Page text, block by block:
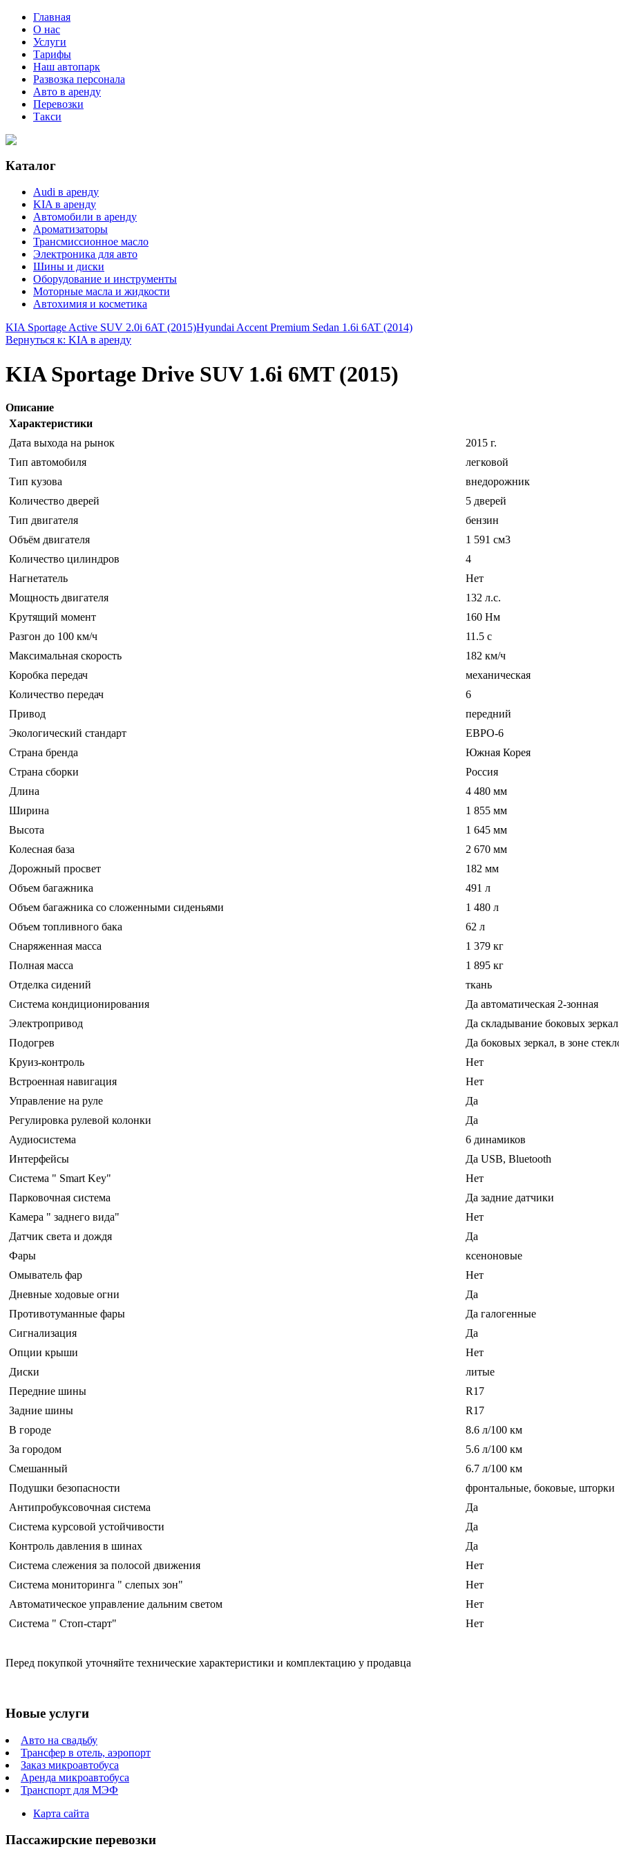
Главная
О нас
Услуги
Тарифы
Наш автопарк
Развозка персонала
Авто в аренду
Перевозки
Такси
Каталог
Audi в аренду
KIA в аренду
Автомобили в аренду
Ароматизаторы
Трансмиссионное масло
Электроника для авто
Шины и диски
Оборудование и инструменты
Моторные масла и жидкости
Автохимия и косметика
KIA Sportage Active SUV 2.0i 6AT (2015)Hyundai Accent Premium Sedan 1.6i 6AT (2014)
Вернуться к: KIA в аренду
KIA Sportage Drive SUV 1.6i 6MT (2015)
Описание
Характеристики
Дата выхода на рынок
2015 г.
Тип автомобиля
легковой
Тип кузова
внедорожник
Количество дверей
5 дверей
Тип двигателя
бензин
Объём двигателя
1 591 см3
Количество цилиндров
4
Нагнетатель
Нет
Мощность двигателя
132 л.с.
Крутящий момент
160 Нм
Разгон до 100 км/ч
11.5 c
Максимальная скорость
182 км/ч
Коробка передач
механическая
Количество передач
6
Привод
передний
Экологический стандарт
ЕВРО-6
Страна бренда
Южная Корея
Страна сборки
Россия
Длина
4 480 мм
Ширина
1 855 мм
Высота
1 645 мм
Колесная база
2 670 мм
Дорожный просвет
182 мм
Объем багажника
491 л
Объем багажника со сложенными сиденьями
1 480 л
Объем топливного бака
62 л
Снаряженная масса
1 379 кг
Полная масса
1 895 кг
Отделка сидений
ткань
Система кондиционирования
Да автоматическая 2-зонная
Электропривод
Да складывание боковых зеркал
Подогрев
Да боковых зеркал, в зоне
Круиз-контроль
Нет
Встроенная навигация
Нет
Управление на руле
Да
Регулировка рулевой колонки
Да
Аудиосистема
6 динамиков
Интерфейсы
Да USB, Bluetooth
Система " Smart Key"
Нет
Парковочная система
Да задние датчики
Камера " заднего вида"
Нет
Датчик света и дождя
Да
Фары
ксеноновые
Омыватель фар
Нет
Дневные ходовые огни
Да
Противотуманные фары
Да галогенные
Сигнализация
Да
Опции крыши
Нет
Диски
литые
Передние шины
R17
Задние шины
R17
В городе
8.6 л/100 км
За городом
5.6 л/100 км
Смешанный
6.7 л/100 км
Подушки безопасности
фронтальные, боковые, шторки
Антипробуксовочная система
Да
Система курсовой устойчивости
Да
Контроль давления в шинах
Да
Система слежения за полосой движения
Нет
Система мониторинга " слепых зон"
Нет
Автоматическое управление дальним светом
Нет
Система " Стоп-старт"
Нет
Перед покупкой уточняйте технические характеристики и комплектацию у продавца
Новые услуги
Авто на свадьбу
Трансфер в отель, аэропорт
Заказ микроавтобуса
Аренда микроавтобуса
Транспорт для МЭФ
Карта сайта
Пассажирские перевозки